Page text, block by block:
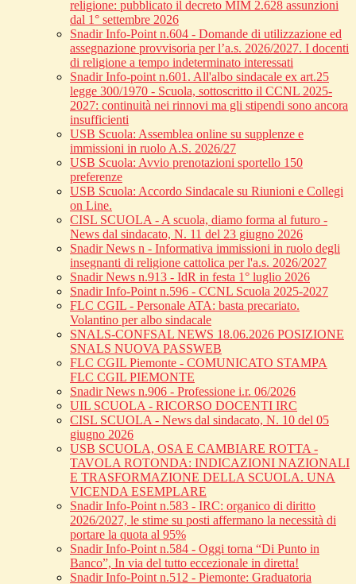
religione: pubblicato il decreto MIM 2.628 assunzioni
dal 1° settembre 2026
Snadir Info-Point n.604 - Domande di utilizzazione ed
assegnazione provvisoria per l’a.s. 2026/2027. I docenti
di religione a tempo indeterminato interessati
Snadir Info-point n.601. All'albo sindacale ex art.25
legge 300/1970 - Scuola, sottoscritto il CCNL 2025-
2027: continuità nei rinnovi ma gli stipendi sono ancora
insufficienti
USB Scuola: Assemblea online su supplenze e
immissioni in ruolo A.S. 2026/27
USB Scuola: Avvio prenotazioni sportello 150
preferenze
USB Scuola: Accordo Sindacale su Riunioni e Collegi
on Line.
CISL SCUOLA - A scuola, diamo forma al futuro -
News dal sindacato, N. 11 del 23 giugno 2026
Snadir News n - Informativa immissioni in ruolo degli
insegnanti di religione cattolica per l'a.s. 2026/2027
Snadir News n.913 - IdR in festa 1° luglio 2026
Snadir Info-Point n.596 - CCNL Scuola 2025-2027
FLC CGIL - Personale ATA: basta precariato.
Volantino per albo sindacale
SNALS-CONFSAL NEWS 18.06.2026 POSIZIONE
SNALS NUOVA PASSWEB
FLC CGIL Piemonte - COMUNICATO STAMPA
FLC CGIL PIEMONTE
Snadir News n.906 - Professione i.r. 06/2026
UIL SCUOLA - RICORSO DOCENTI IRC
CISL SCUOLA - News dal sindacato, N. 10 del 05
giugno 2026
USB SCUOLA, OSA E CAMBIARE ROTTA -
TAVOLA ROTONDA: INDICAZIONI NAZIONALI
E TRASFORMAZIONE DELLA SCUOLA. UNA
VICENDA ESEMPLARE
Snadir Info-Point n.583 - IRC: organico di diritto
2026/2027, le stime su posti affermano la necessità di
portare la quota al 95%
Snadir Info-Point n.584 - Oggi torna “Di Punto in
Banco”, In via del tutto eccezionale in diretta!
Snadir Info-Point n.512 - Piemonte: Graduatoria